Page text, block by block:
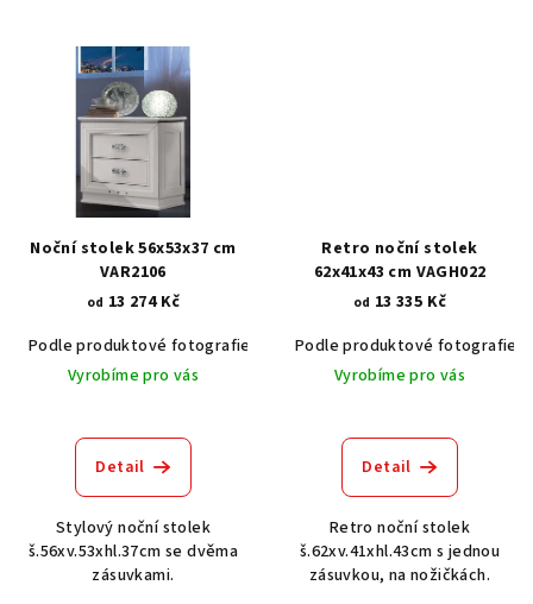
Noční stolek 56x53x37 cm
VAR2106
od 13 274 Kč
Podle produktové fotografie
Bílá Bílá s patinou BT9001-A6
Vyrobíme pro vás
Detail
Stylový noční stolek
š.56xv.53xhl.37cm se dvěma
zásuvkami.
Retro noční stolek
62x41x43 cm VAGH022
od 13 335 Kč
Podle produktové fotografie
Vyrobíme pro vás
Detail
Retro noční stolek
š.62xv.41xhl.43cm s jednou
zásuvkou, na nožičkách.